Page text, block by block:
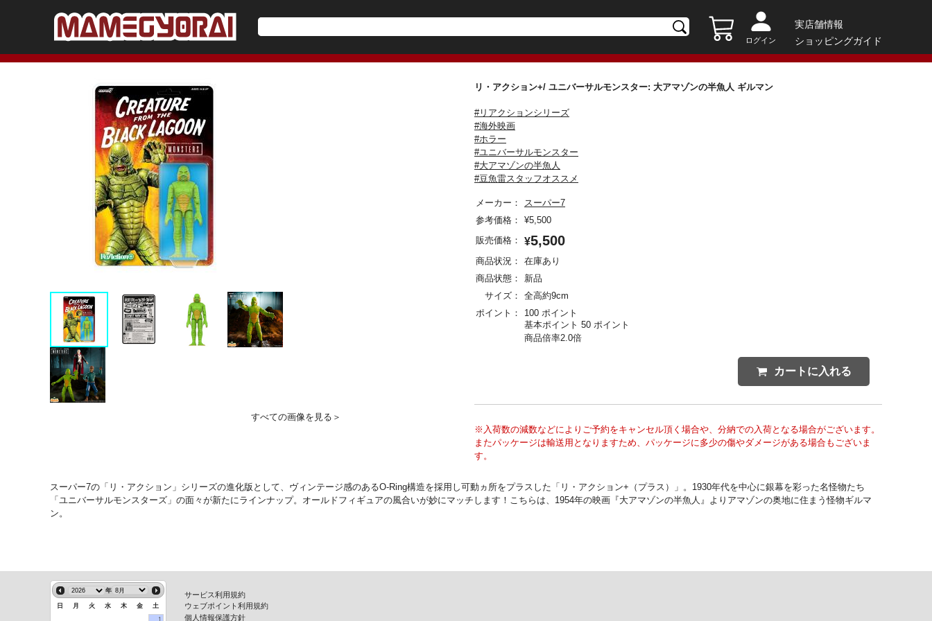
ログイン
実店舗情報
ショッピングガイド
すべての画像を見る＞
リ・アクション+/ ユニバーサルモンスター: 大アマゾンの半魚人 ギルマン
#リアクションシリーズ
#海外映画
#ホラー
#ユニバーサルモンスター
#大アマゾンの半魚人
#豆魚雷スタッフオススメ
メーカー：
スーパー7
参考価格：
¥5,500
販売価格：
¥5,500
商品状況：
在庫あり
商品状態：
新品
サイズ：
全高約9cm
ポイント：
100 ポイント
基本ポイント 50 ポイント
商品倍率2.0倍
カートに入れる
※入荷数の減数などによりご予約をキャンセル頂く場合や、分納での入荷となる場合がございます。
またパッケージは輸送用となりますため、パッケージに多少の傷やダメージがある場合もございま
す。
スーパー7の「リ・アクション」シリーズの進化版として、ヴィンテージ感のあるO-Ring構造を採用し可動ヵ所をプラスした「リ・アクション+（プラス）」。1930年代を中心に銀幕を彩った名怪物たち
「ユニバーサルモンスターズ」の面々が新たにラインナップ。オールドフィギュアの風合いが妙にマッチします！こちらは、1954年の映画『大アマゾンの半魚人』よりアマゾンの奥地に住まう怪物ギルマ
ン。
年
日 月 火 水 木 金
土
1
サービス利用規約
ウェブポイント利用規約
個人情報保護方針